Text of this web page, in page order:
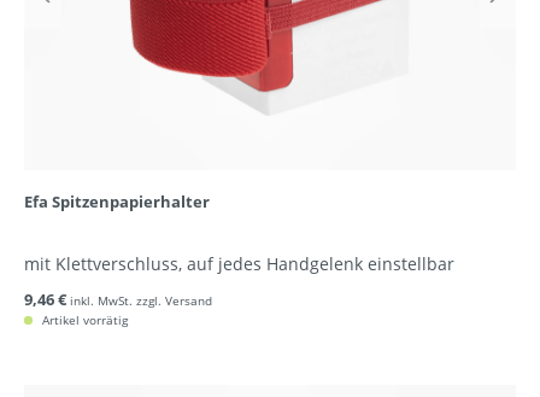
Efa Spitzenpapierhalter
mit Klettverschluss, auf jedes Handgelenk einstellbar
9,46 € inkl. MwSt. zzgl. Versand
Artikel vorrätig